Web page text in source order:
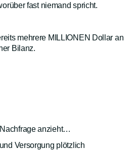
fast niemand spricht.
mehrere MILLIONEN Dollar an
Bilanz.
anzieht…
Versorgung plötzlich